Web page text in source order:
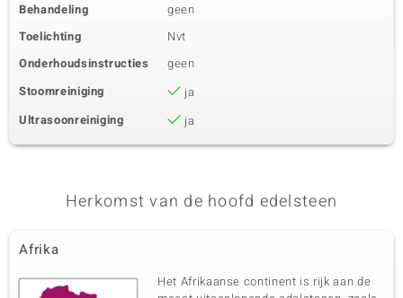
Behandeling
geen
Toelichting
Nvt
Onderhoudsinstructies
geen
Stoomreiniging
ja
Ultrasoonreiniging
ja
Herkomst van de hoofd edelsteen
Afrika
Het Afrikaanse continent is rijk aan de